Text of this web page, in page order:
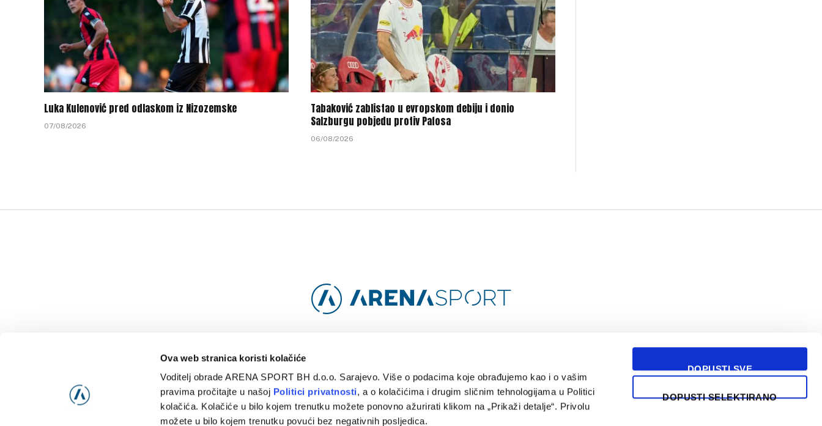
Ova web stranica koristi kolačiće
Voditelj obrade ARENA SPORT BH d.o.o. Sarajevo. Više o podacima koje obrađujemo kao i o vašim
pravima pročitajte u našoj Politici privatnosti, a o kolačićima i drugim sličnim tehnologijama u Politici
kolačića. Kolačiće u bilo kojem trenutku možete ponovno ažurirati klikom na „Prikaži detalje“. Privolu
možete u bilo kojem trenutku povući bez negativnih posljedica.
DOPUSTI SVE
DOPUSTI SELEKTIRANO
Luka Kulenović pred odlaskom iz Nizozemske
07/08/2026
Tabaković zablistao u evropskom debiju i donio
Salzburgu pobjedu protiv Pafosa
06/08/2026
NAJNOVIJE POLITIKA PRIVATNOSTI
© 2024 Arena Sport. Designed by